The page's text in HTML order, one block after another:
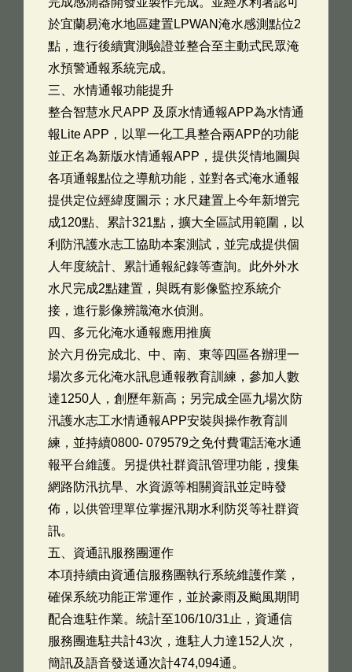
於宜蘭易淹水地區建置LPWAN淹水感測點位2
點，進行後續實測驗證並整合至主動式民眾淹
水預警通報系統完成。
三、水情通報功能提升
整合智慧水尺APP 及原水情通報APP為水情通
報Lite APP，以單一化工具整合兩APP的功能
並正名為新版水情通報APP，提供災情地圖與
各項通報點位之導航功能，並對各式淹水通報
提供定位經緯度圖示；水尺建置上今年新增完
成120點、累計321點，擴大全區試用範圍，以
利防汛護水志工協助本案測試，並完成提供個
人年度統計、累計通報紀錄等查詢。此外外水
水尺完成2點建置，與既有影像監控系統介
接，進行影像辨識淹水偵測。
四、多元化淹水通報應用推廣
於六月份完成北、中、南、東等四區各辦理一
場次多元化淹水訊息通報教育訓練，參加人數
達1250人，創歷年新高；另完成全區九場次防
汛護水志工水情通報APP安裝與操作教育訓
練，並持續0800- 079579之免付費電話淹水通
報平台維護。另提供社群資訊管理功能，搜集
網路防汛抗旱、水資源等相關資訊並定時發
佈，以供管理單位掌握汛期水利防災等社群資
訊。
五、資通訊服務團運作
本項持續由資通信服務團執行系統維護作業，
確保系統功能正常運作，並於豪雨及颱風期間
配合進駐作業。統計至106/10/31止，資通信
服務團進駐共計43次，進駐人力達152人次，
簡訊及語音發送通次計474,094通。